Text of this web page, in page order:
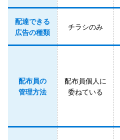
配達できる
広告の種類
チラシのみ
配布員の
管理方法
配布員個人に
委ねている